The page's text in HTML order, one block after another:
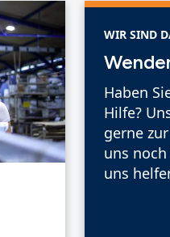
WIR SIND
Haben
Hilfe?
gerne
uns
uns